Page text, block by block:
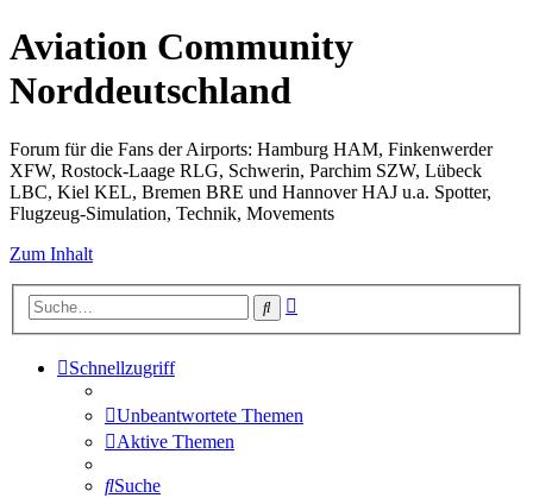
Aviation Community
Norddeutschland
Forum für die Fans der Airports: Hamburg HAM, Finkenwerder
XFW, Rostock-Laage RLG, Schwerin, Parchim SZW, Lübeck
LBC, Kiel KEL, Bremen BRE und Hannover HAJ u.a. Spotter,
Flugzeug-Simulation, Technik, Movements
Zum Inhalt
Suche
Schnellzugriff
Unbeantwortete Themen
Aktive Themen
Suche